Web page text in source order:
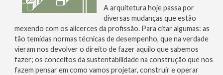
A arquitetura hoje passa por
diversas mudanças que estão
mexendo com os alicerces da profissão. Para citar algumas: as
tão temidas normas técnicas de desempenho, que na verdade
vieram nos devolver o direito de fazer aquilo que sabemos
fazer; os conceitos da sustentabilidade na construção que nos
fazem pensar em como vamos projetar, construir e operar